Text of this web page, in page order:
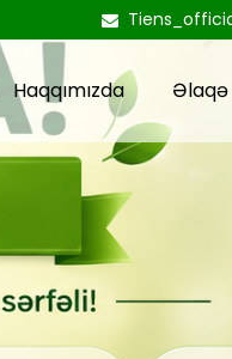
Haqqımızda Əlaqə